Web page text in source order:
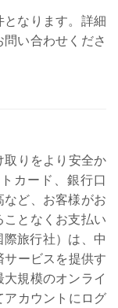
なります。詳細
い合わせくださ
取りをより安全か
カード、銀行口
ど、お客様がお
となくお支払い
旅行社）は、中
ービスを提供す
規模のオンライ
カウントにログ